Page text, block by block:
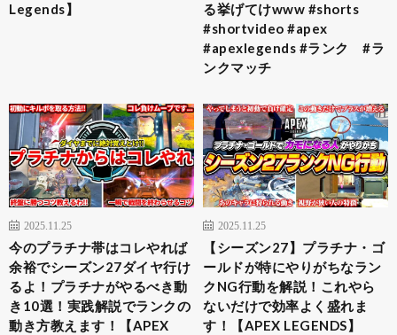
Legends】
る挙げてけwww #shorts
#shortvideo #apex
#apexlegends #ランク #ラ
ンクマッチ
2025.11.25
今のプラチナ帯はコレやれば
余裕でシーズン27ダイヤ行け
るよ！プラチナがやるべき動
き10選！実践解説でランクの
動き方教えます！【APEX
2025.11.25
【シーズン27】プラチナ・ゴ
ールドが特にやりがちなラン
クNG行動を解説！これやら
ないだけで効率よく盛れま
す！【APEX LEGENDS】